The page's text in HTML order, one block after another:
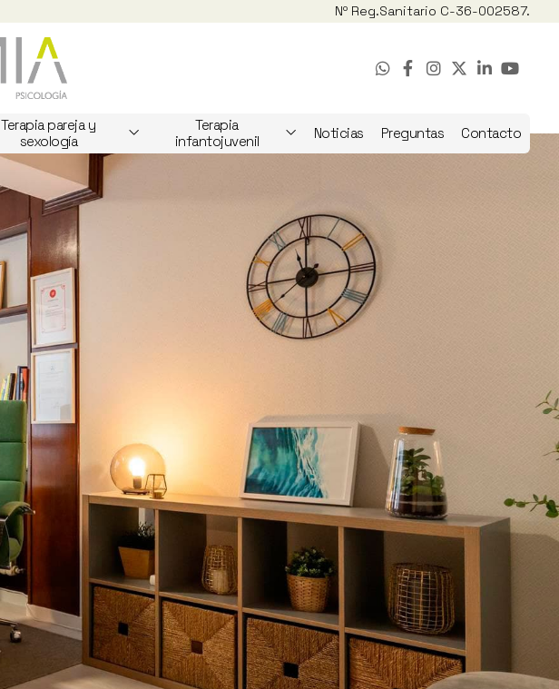
Nº Reg.Sanitario C-36-002587.
Terapia pareja y
sexología
Terapia
infantojuvenil
Noticias Preguntas Contacto